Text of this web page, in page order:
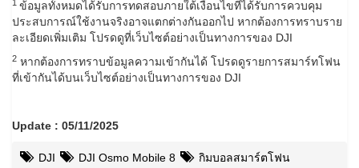
1 ข้อมูลทั้งหมดได้รับการทดสอบภายใต้เงื่อนไขที่ได้รับการควบคุม
ประสบการณ์ใช้งานจริงอาจแตกต่างกันออกไป หากต้องการทราบราย
ละเอียดเพิ่มเติม โปรดดูที่เว็บไซต์อย่างเป็นทางการของ DJI
2 หากต้องการทราบข้อมูลความเข้ากันได้ โปรดดูรายการสมาร์ทโฟน
ที่เข้ากันได้บนเว็บไซต์อย่างเป็นทางการของ DJI
Update : 05/11/2025
DJI DJI Osmo Mobile 8 กิมบอลสมาร์ตโฟน